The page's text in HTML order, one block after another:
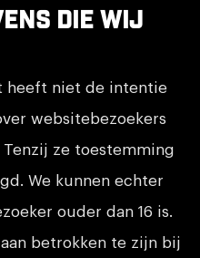
die wij
heeft niet de intentie
websitebezoekers
Tenzij ze toestemming
We kunnen echter
ouder dan 16 is.
betrokken te zijn bij